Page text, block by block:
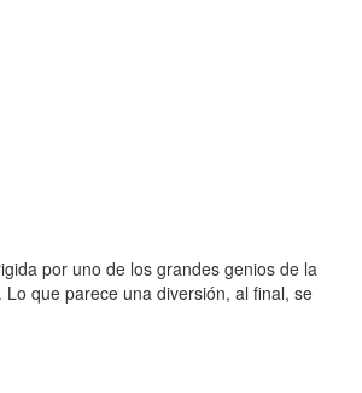
por uno de los grandes genios de la
. Lo que parece una diversión, al final, se